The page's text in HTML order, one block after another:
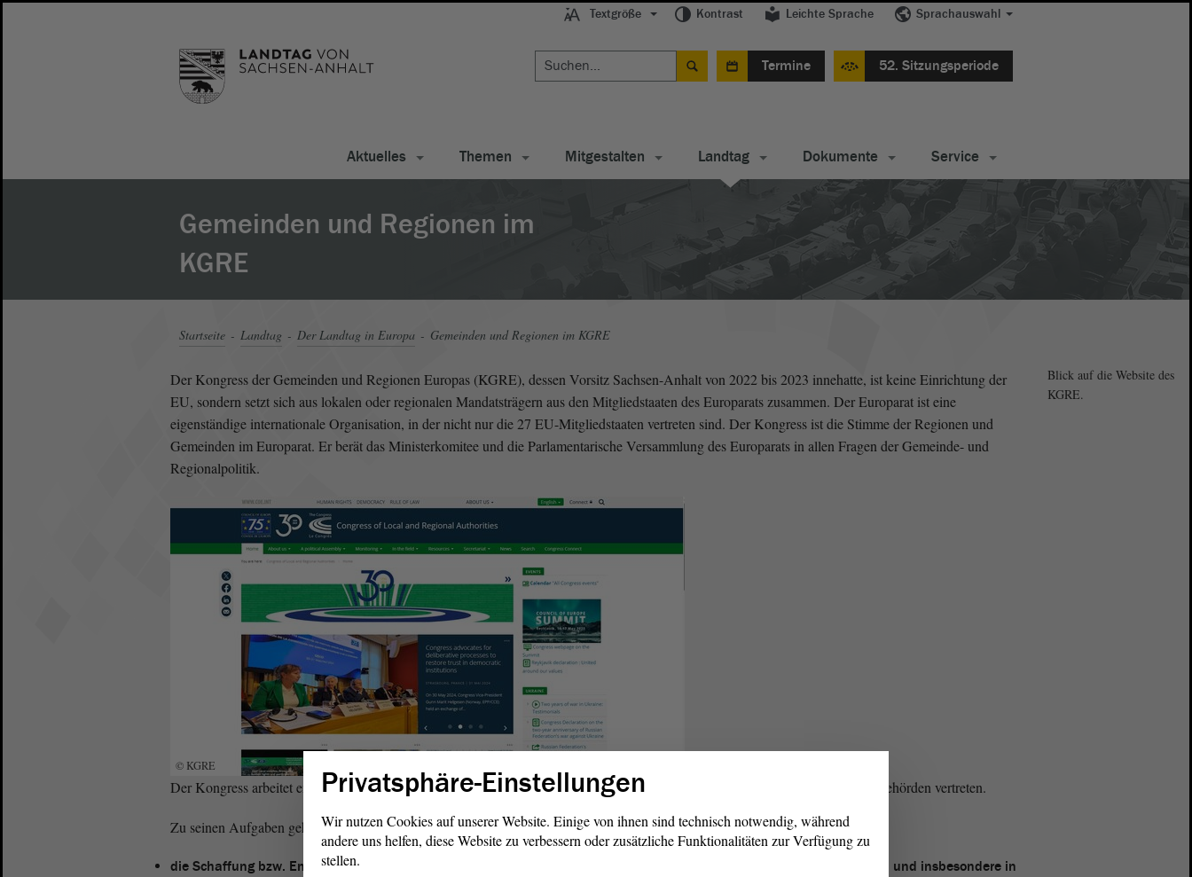
Textgröße Kontrast Leichte Sprache Sprachauswahl
Termine 52. Sitzungsperiode
Aktuelles Themen Mitgestalten Landtag Dokumente Service
Gemeinden und Regionen im
KGRE
Startseite Landtag Der Landtag in Europa Gemeinden und Regionen im KGRE
Der Kongress der Gemeinden und Regionen Europas (KGRE), dessen Vorsitz Sachsen-Anhalt von 2022 bis 2023 innehatte, ist keine Einrichtung der
EU, sondern setzt sich aus lokalen oder regionalen Mandatsträgern aus den Mitgliedstaaten des Europarats zusammen. Der Europarat ist eine
eigenständige internationale Organisation, in der nicht nur die 27 EU-Mitgliedstaaten vertreten sind. Der Kongress ist die Stimme der Regionen und
Gemeinden im Europarat. Er berät das Ministerkomitee und die Parlamentarische Versammlung des Europarats in allen Fragen der Gemeinde- und
Regionalpolitik.
© KGRE
Blick auf die Website des
KGRE.
Der Kongress arbeitet eng mit nationalen und internationalen Organisationen zusammen, welche die Kommunal- und Regionalbehörden vertreten.
Zu seinen Aufgaben gehören:
die Schaffung bzw. Entfaltung effizienter kommunaler und regionaler Regierungsstrukturen in allen Europaratsstaaten und insbesondere in
Privatsphäre-Einstellungen
Wir nutzen Cookies auf unserer Website. Einige von ihnen sind technisch notwendig, während
andere uns helfen, diese Website zu verbessern oder zusätzliche Funktionalitäten zur Verfügung zu
stellen.